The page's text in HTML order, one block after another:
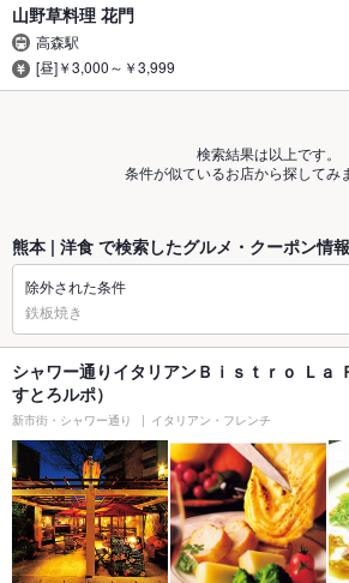
山野草料理 花門
高森駅
[昼]￥3,000～￥3,999
検索結果は以上です。
条件が似ているお店から探してみ
熊本 | 洋食 で検索したグルメ・クーポン情報
除外された条件
鉄板焼き
シャワー通りイタリアンＢｉｓｔｒｏ Ｌａ
すとろルポ）
新市街・シャワー通り イタリアン・フレンチ